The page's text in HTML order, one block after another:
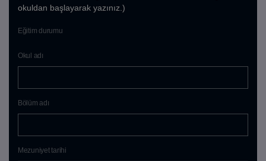
okuldan başlayarak yazınız.)
Eğitim durumu
Okul adı
Bölüm adı
Mezuniyet tarihi